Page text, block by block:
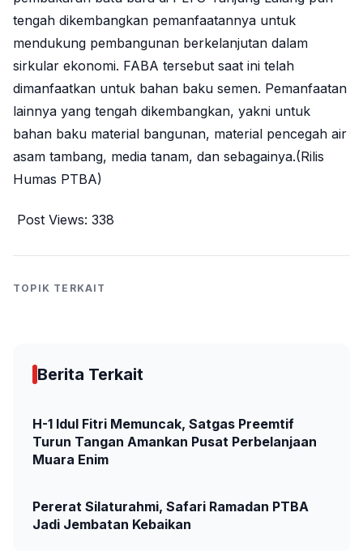
tengah dikembangkan pemanfaatannya untuk
mendukung pembangunan berkelanjutan dalam
sirkular ekonomi. FABA tersebut saat ini telah
dimanfaatkan untuk bahan baku semen. Pemanfaatan
lainnya yang tengah dikembangkan, yakni untuk
bahan baku material bangunan, material pencegah air
asam tambang, media tanam, dan sebagainya.(Rilis
Humas PTBA)
Post Views: 338
TOPIK TERKAIT
Berita Terkait
H-1 Idul Fitri Memuncak, Satgas Preemtif
Turun Tangan Amankan Pusat Perbelanjaan
Muara Enim
Pererat Silaturahmi, Safari Ramadan PTBA
Jadi Jembatan Kebaikan